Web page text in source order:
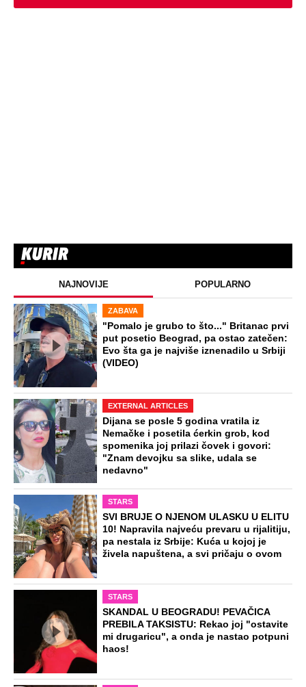
NAJNOVIJE POPULARNO
ZABAVA
"Pomalo je grubo to što..." Britanac prvi
put posetio Beograd, pa ostao zatečen:
Evo šta ga je najviše iznenadilo u Srbiji
(VIDEO)
EXTERNAL ARTICLES
Dijana se posle 5 godina vratila iz
Nemačke i posetila ćerkin grob, kod
spomenika joj prilazi čovek i govori:
"Znam devojku sa slike, udala se
nedavno"
STARS
SVI BRUJE O NJENOM ULASKU U ELITU
10! Napravila najveću prevaru u rijalitiju,
pa nestala iz Srbije: Kuća u kojoj je
živela napuštena, a svi pričaju o ovom
STARS
SKANDAL U BEOGRADU! PEVAČICA
PREBILA TAKSISTU: Rekao joj "ostavite
mi drugaricu", a onda je nastao potpuni
haos!